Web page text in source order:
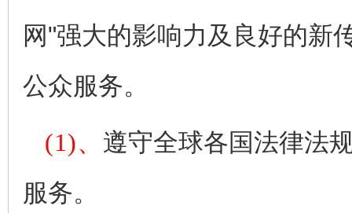
网"强大的影响力及良好的新
公众服务。
(1)、 遵守全球各国法律法
服务。